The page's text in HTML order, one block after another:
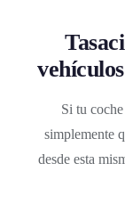
Si tu
simplemente
desde esta